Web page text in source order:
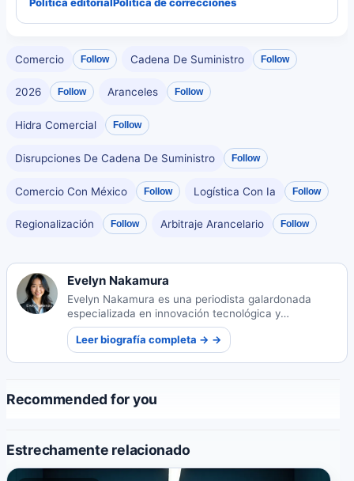
Comercio Follow Cadena De Suministro Follow
2026 Follow Aranceles Follow
Hidra Comercial Follow
Disrupciones De Cadena De Suministro Follow
Comercio Con México Follow Logística Con Ia Follow
Regionalización Follow Arbitraje Arancelario Follow
Evelyn Nakamura
Evelyn Nakamura es una periodista galardonada
especializada en innovación tecnológica y
ecosistemas de startups. Sus perspicaces reportajes
iluminan el panorama tecnológico en evolución de
Japón.
Leer biografía completa → →
Recommended for you
Estrechamente relacionado